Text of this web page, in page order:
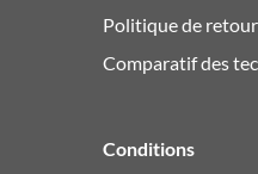
Politique de retour
Comparatif des
Conditions